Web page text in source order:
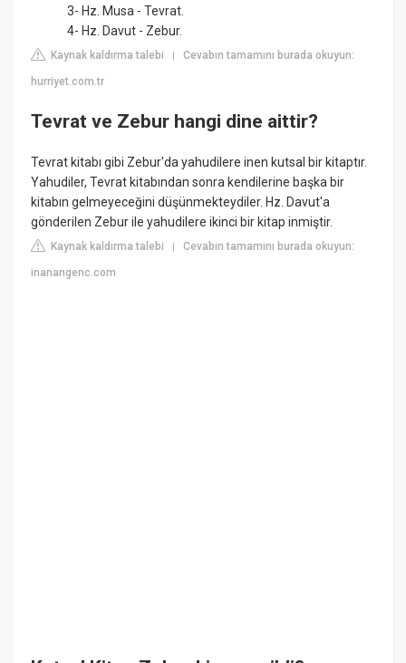
3- Hz. Musa - Tevrat.
4- Hz. Davut - Zebur.
Kaynak kaldırma talebi |Cevabın tamamını burada okuyun:
hurriyet.com.tr
Tevrat ve Zebur hangi dine aittir?
Tevrat kitabı gibi Zebur'da yahudilere inen kutsal bir kitaptır.
Yahudiler, Tevrat kitabından sonra kendilerine başka bir
kitabın gelmeyeceğini düşünmekteydiler. Hz. Davut'a
gönderilen Zebur ile yahudilere ikinci bir kitap inmiştir.
Kaynak kaldırma talebi |Cevabın tamamını burada okuyun:
inanangenc.com